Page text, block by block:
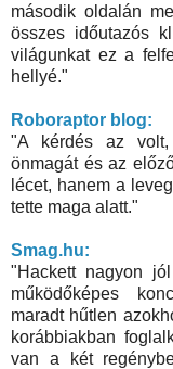
második oldalán
összes időutazós
világunkat ez a
hellyé."
Roboraptor blog:
"A kérdés az volt,
önmagát és az
lécet, hanem a
tette maga alatt."
Smag.hu:
"Hackett nagyon
működőképes
maradt hűtlen
korábbiakban
van a két